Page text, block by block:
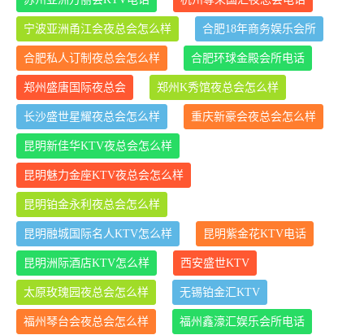
宁波亚洲甬江会夜总会怎么样 合肥18年商务娱乐会所
合肥私人订制夜总会怎么样 合肥环球金殿会所电话
郑州盛唐国际夜总会 郑州K秀馆夜总会怎么样
长沙盛世星耀夜总会怎么样 重庆新豪会夜总会怎么样
昆明新佳华KTV夜总会怎么样
昆明魅力金座KTV夜总会怎么样
昆明铂金永利夜总会怎么样
昆明融城国际名人KTV怎么样 昆明紫金花KTV电话
昆明洲际酒店KTV怎么样 西安盛世KTV
太原玫瑰园夜总会怎么样 无锡铂金汇KTV
福州琴台会夜总会怎么样 福州鑫濠汇娱乐会所电话